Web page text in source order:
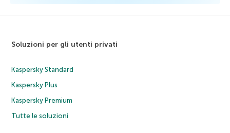
Soluzioni per gli utenti privati
Kaspersky Standard
Kaspersky Plus
Kaspersky Premium
Tutte le soluzioni